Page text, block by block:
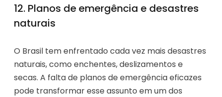
12. Planos de emergência e desastres
naturais
O Brasil tem enfrentado cada vez mais desastres
naturais, como enchentes, deslizamentos e
secas. A falta de planos de emergência eficazes
pode transformar esse assunto em um dos